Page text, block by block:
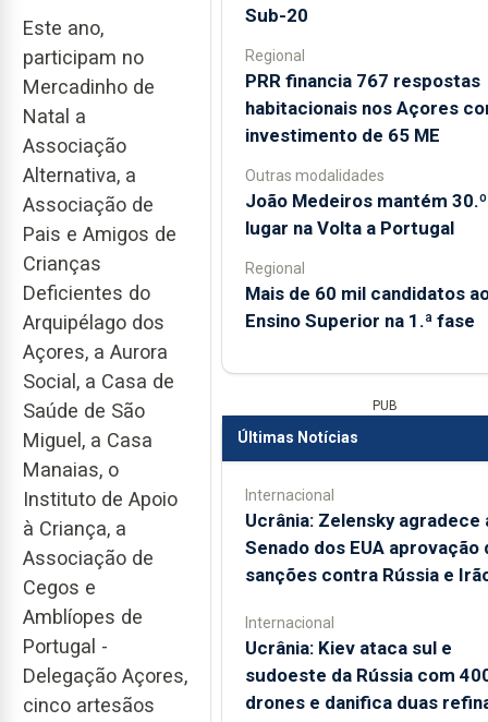
Este ano,
participam no
Mercadinho de
Natal a
Associação
Alternativa, a
Associação de
Pais e Amigos de
Crianças
Deficientes do
Arquipélago dos
Açores, a Aurora
Social, a Casa de
Saúde de São
Miguel, a Casa
Manaias, o
Instituto de Apoio
à Criança, a
Associação de
Cegos e
Amblíopes de
Portugal -
Delegação Açores,
cinco artesãos
Sub-20
Regional
PRR financia 767 respostas
habitacionais nos Açores
investimento de 65 ME
Outras modalidades
João Medeiros mantém 30.º
lugar na Volta a Portugal
Regional
Mais de 60 mil candidatos
Ensino Superior na 1.ª fase
PUB
Últimas Notícias
Internacional
Ucrânia: Zelensky agradece
Senado dos EUA aprovação
sanções contra Rússia e
Internacional
Ucrânia: Kiev ataca sul e
sudoeste da Rússia com
drones e danifica duas